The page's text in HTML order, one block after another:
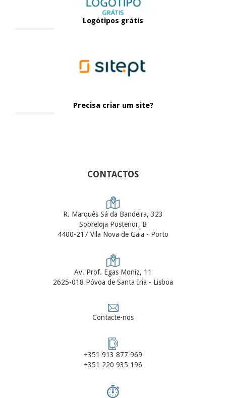
Logótipos grátis
Precisa criar um site?
CONTACTOS
R. Marquês Sá da Bandeira, 323
Sobreloja Posterior, B
4400-217 Vila Nova de Gaia - Porto
Av. Prof. Egas Moniz, 11
2625-018 Póvoa de Santa Iria - Lisboa
Contacte-nos
+351 913 877 969
+351 220 935 196